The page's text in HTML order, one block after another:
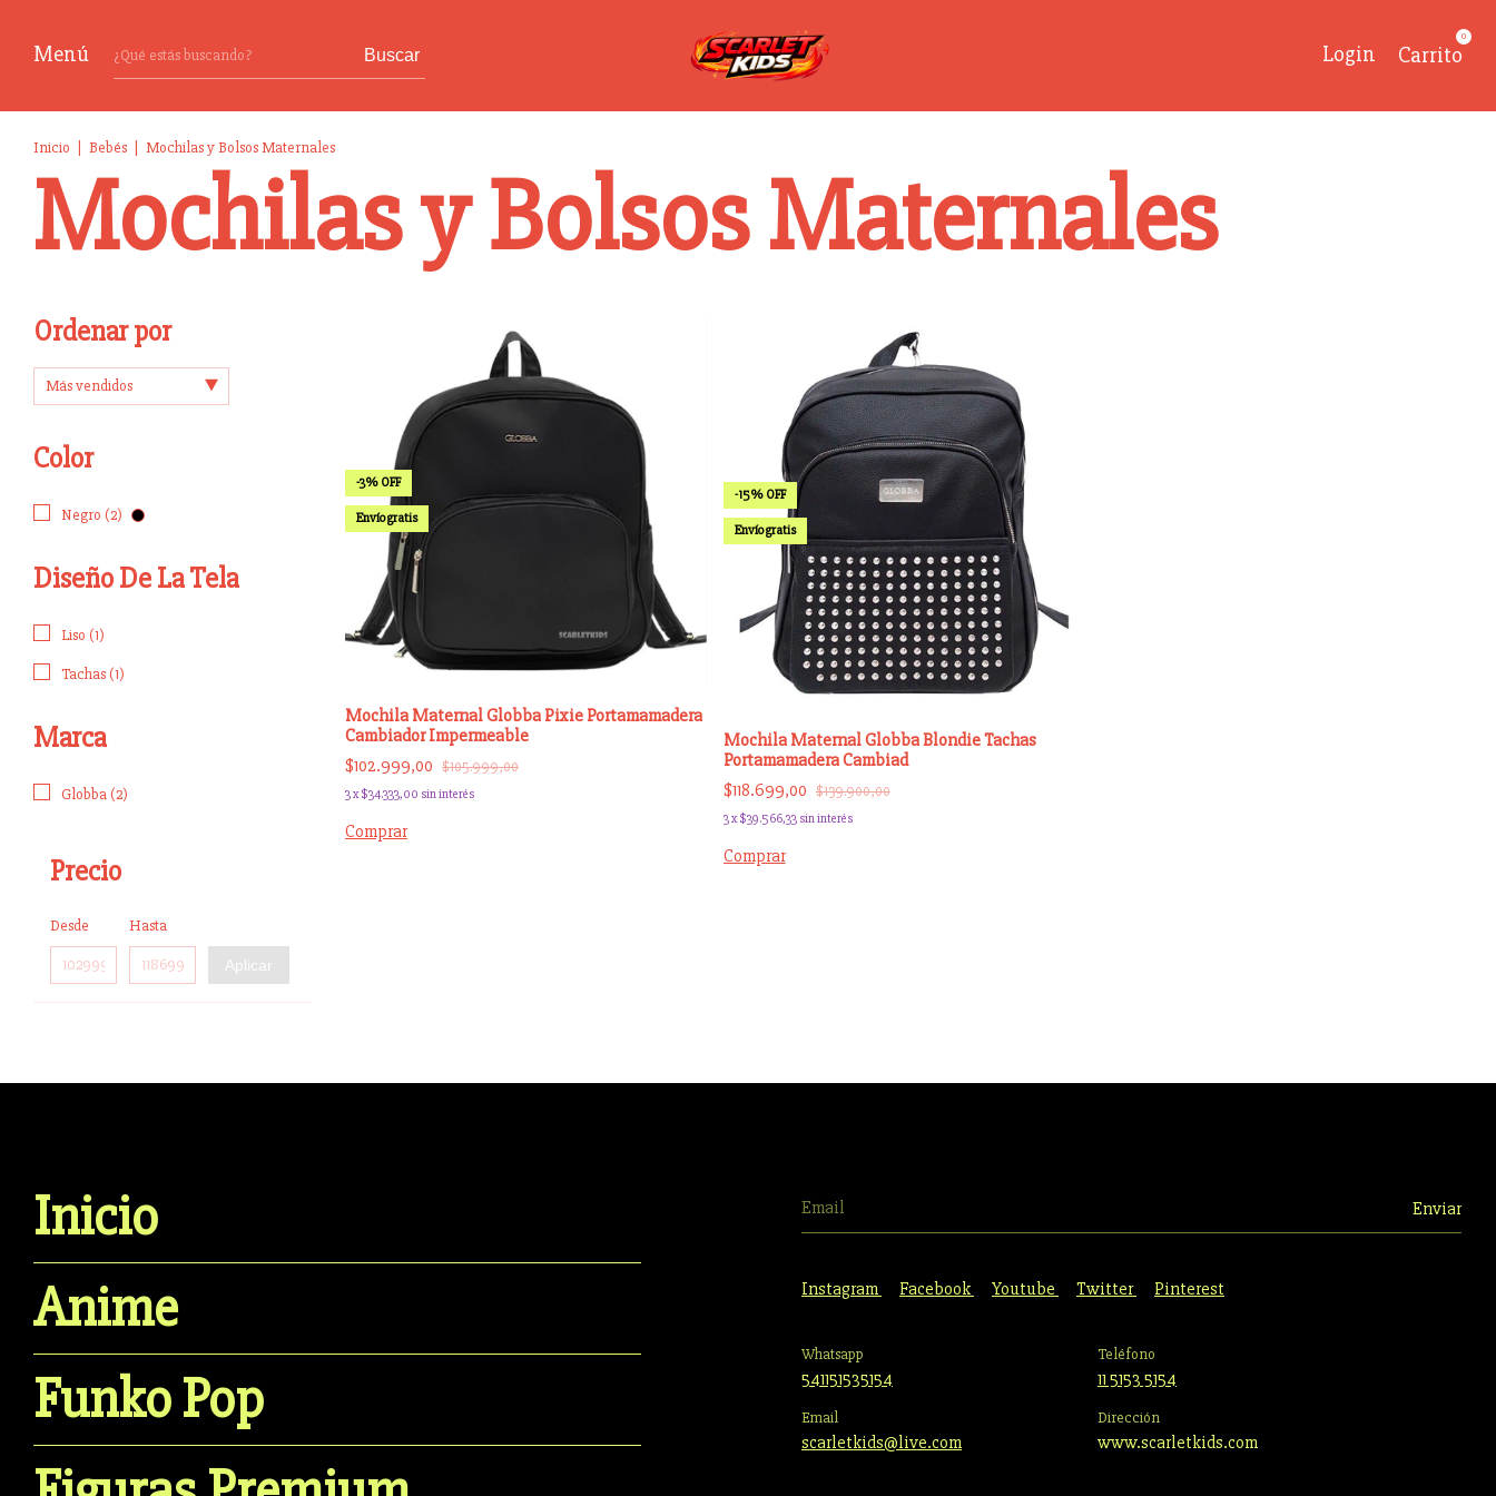
Menú Buscar Login Carrito
0
Inicio Bebés Mochilas y Bolsos Maternales
Mochilas y Bolsos Maternales
Ordenar por
Color
Negro (2)
Diseño De La Tela
Liso (1)
Tachas (1)
Marca
Globba (2)
Precio
Desde Hasta
Aplicar
-3% OFF
Envío gratis
Mochila Maternal Globba Pixie Portamamadera
Cambiador Impermeable
$102.999,00 $105.999,00
3x$34.333,00 sin interés
Comprar
-15% OFF
Envío gratis
Mochila Maternal Globba Blondie Tachas
Portamamadera Cambiad
$118.699,00 $139.900,00
3x$39.566,33 sin interés
Comprar
Inicio
Anime
Funko Pop
Instagram Facebook Youtube Twitter Pinterest
Whatsapp
541151535154
Teléfono
11 5153 5154
Email
scarletkids@live.com
Dirección
www.scarletkids.com